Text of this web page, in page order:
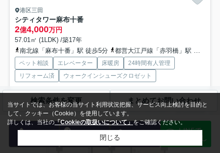
港区三田
シティタワー麻布十番
2億4,000万円
57.01㎡ (1LDK) /築17年
南北線「麻布十番」駅 徒歩5分
都営大江戸線「赤羽橋」駅 徒歩5分
ペット相談 エレベーター 床暖房
24時間有人管理
リフォーム済
ウォークインシューズクロゼット
麻布十番駅５分！２２階南東向き・陽当り眺望良好。新規リノベ済・ペ
ット２匹可 中古マンション・一戸建て・土地等の東京都内...もっと見る
検索条件を変更 まとめてお問い合わせ
電話 会員登録 メール
LINEで
物件探し
当サイトでは、お客様の当サイト利用状況把握、サービス向上検討を目的と
して、クッキー（Cookie）を使用しています。
詳しくは、当社の「Cookieの取扱いについて」をご確認ください。
閉じる